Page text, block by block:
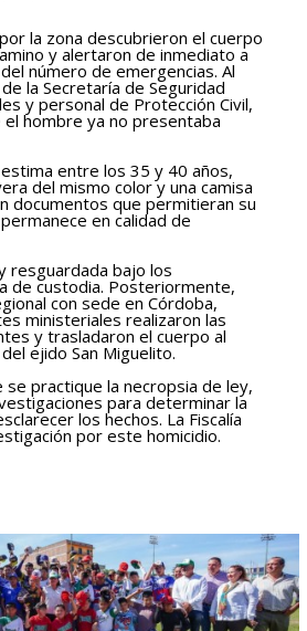
la zona descubrieron el cuerpo
y alertaron de inmediato a
número de emergencias. Al
la Secretaría de Seguridad
y personal de Protección Civil,
hombre ya no presentaba
entre los 35 y 40 años,
del mismo color y una camisa
documentos que permitieran su
en calidad de
resguardada bajo los
de custodia. Posteriormente,
con sede en Córdoba,
ministeriales realizaron las
y trasladaron el cuerpo al
ejido San Miguelito.
se practique la necropsia de ley,
para determinar la
los hechos. La Fiscalía
por este homicidio.